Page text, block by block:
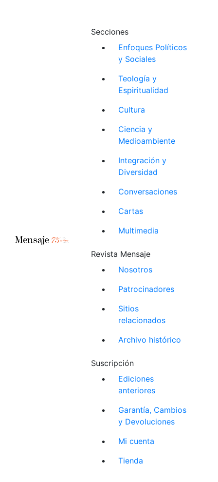
Secciones
Enfoques Políticos
y Sociales
Teología y
Espiritualidad
Cultura
Ciencia y
Medioambiente
Integración y
Diversidad
Conversaciones
Cartas
Multimedia
Revista Mensaje
Nosotros
Patrocinadores
Sitios
relacionados
Archivo histórico
Suscripción
Ediciones
anteriores
Garantía, Cambios
y Devoluciones
Mi cuenta
Tienda